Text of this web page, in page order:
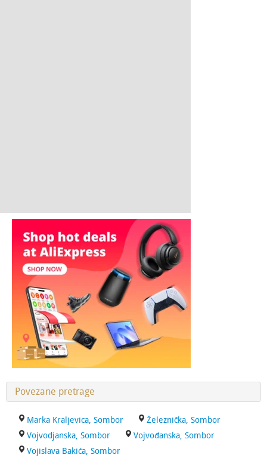
Povezane pretrage
Marka Kraljevica, Sombor
Železnička, Sombor
Vojvodjanska, Sombor
Vojvođanska, Sombor
Vojislava Bakića, Sombor